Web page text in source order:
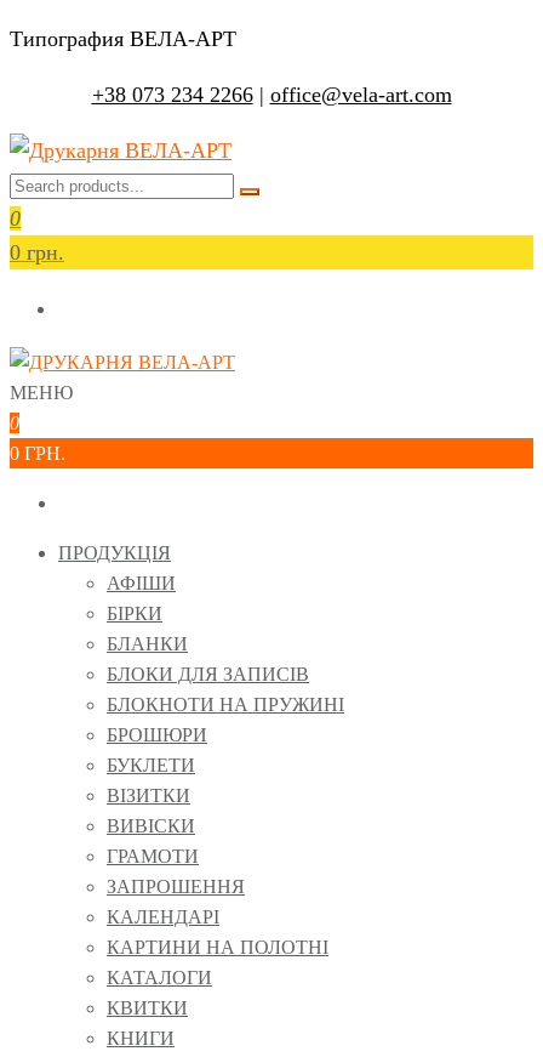
Перейти
контенту
Типография ВЕЛА-АРТ
+38 073 234 2266| office@vela-art.com
Друкарня ВЕЛА-АРТ
Офсетний, цифровий та широкоформатний друк.
Замовлення поліграфії онлайн.
0
0 грн.
Друкарня ВЕЛА-АРТ
Офсетний, цифровий та широкоформатний друк. Замовлення
поліграфії онлайн.
МЕНЮ
0
0 ГРН.
ПРОДУКЦІЯ
АФІШИ
БІРКИ
БЛАНКИ
БЛОКИ ДЛЯ ЗАПИСІВ
БЛОКНОТИ НА ПРУЖИНІ
БРОШЮРИ
БУКЛЕТИ
ВІЗИТКИ
ВИВІСКИ
ГРАМОТИ
ЗАПРОШЕННЯ
КАЛЕНДАРІ
КАРТИНИ НА ПОЛОТНІ
КАТАЛОГИ
КВИТКИ
КНИГИ